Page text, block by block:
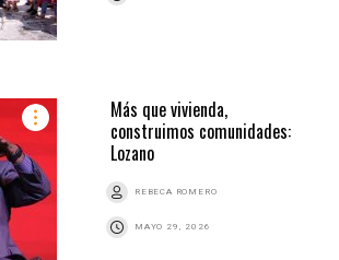
Más que vivienda,
construimos comunidades:
Lozano
REBECA ROMERO
MAYO 29, 2026